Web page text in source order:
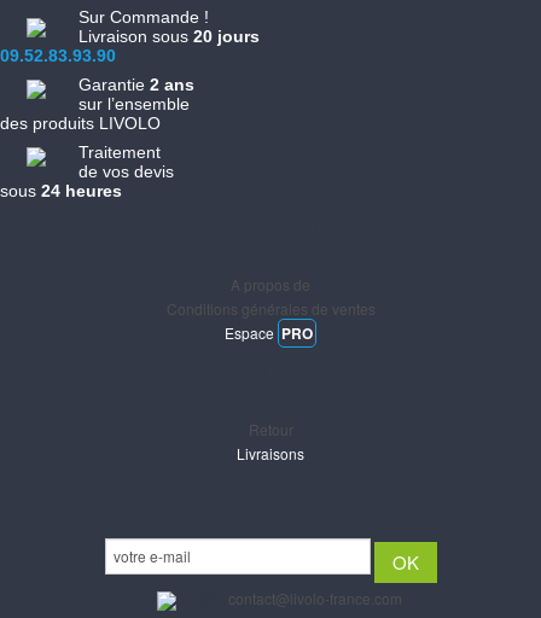
Sur Commande !
Livraison sous 20 jours
09.52.83.93.90
Garantie 2 ans
sur l’ensemble
des produits LIVOLO
Traitement
de vos devis
sous 24 heures
A propos de
Conditions générales de ventes
Espace PRO
Retour
Livraisons
contact@livolo-france.com